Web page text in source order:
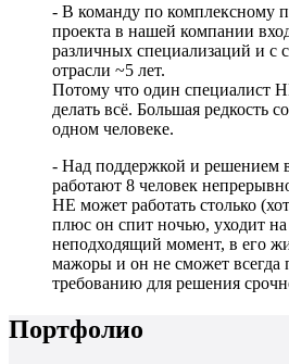
- В команду по комплексному
проекта в нашей компании
различных специализаций и с
отрасли ~5 лет.
Потому что один специалист
делать всё. Большая редкость
одном человеке.
- Над поддержкой и решением
работают 8 человек
НЕ может работать столько
плюс он спит ночью, уходит
неподходящий момент, в его
мажоры и он не сможет всегда
требованию для решения
Портфолио